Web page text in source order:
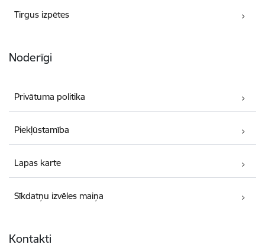
Tirgus izpētes
Noderīgi
Privātuma politika
Piekļūstamība
Lapas karte
Sīkdatņu izvēles maiņa
Kontakti